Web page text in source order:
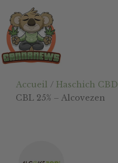
contenu
principal
barre
latérale
principale
footer
Cannanews.fr
Accueil /Haschich CBD
CBL 25% – Alcovezen